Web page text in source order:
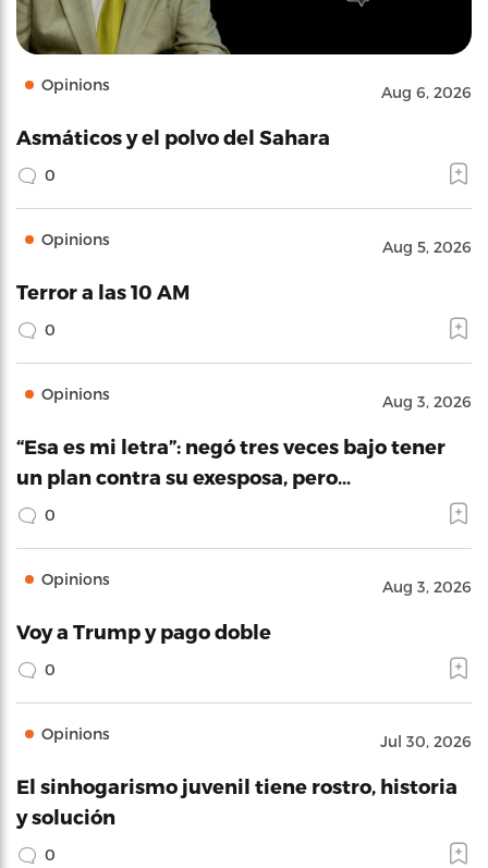
Opinions Aug 6, 2026
Asmáticos y el polvo del Sahara
0
Opinions Aug 5, 2026
Terror a las 10 AM
0
Opinions Aug 3, 2026
“Esa es mi letra”: negó tres veces bajo tener
un plan contra su exesposa, pero…
0
Opinions Aug 3, 2026
Voy a Trump y pago doble
0
Opinions Jul 30, 2026
El sinhogarismo juvenil tiene rostro, historia
y solución
0